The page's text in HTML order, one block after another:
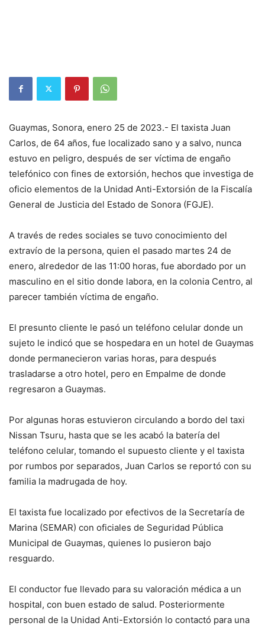
Guaymas, Sonora, enero 25 de 2023.- El taxista Juan
Carlos, de 64 años, fue localizado sano y a salvo, nunca
estuvo en peligro, después de ser víctima de engaño
telefónico con fines de extorsión, hechos que investiga de
oficio elementos de la Unidad Anti-Extorsión de la Fiscalía
General de Justicia del Estado de Sonora (FGJE).
A través de redes sociales se tuvo conocimiento del
extravío de la persona, quien el pasado martes 24 de
enero, alrededor de las 11:00 horas, fue abordado por un
masculino en el sitio donde labora, en la colonia Centro, al
parecer también víctima de engaño.
El presunto cliente le pasó un teléfono celular donde un
sujeto le indicó que se hospedara en un hotel de Guaymas
donde permanecieron varias horas, para después
trasladarse a otro hotel, pero en Empalme de donde
regresaron a Guaymas.
Por algunas horas estuvieron circulando a bordo del taxi
Nissan Tsuru, hasta que se les acabó la batería del
teléfono celular, tomando el supuesto cliente y el taxista
por rumbos por separados, Juan Carlos se reportó con su
familia la madrugada de hoy.
El taxista fue localizado por efectivos de la Secretaría de
Marina (SEMAR) con oficiales de Seguridad Pública
Municipal de Guaymas, quienes lo pusieron bajo
resguardo.
El conductor fue llevado para su valoración médica a un
hospital, con buen estado de salud. Posteriormente
personal de la Unidad Anti-Extorsión lo contactó para una